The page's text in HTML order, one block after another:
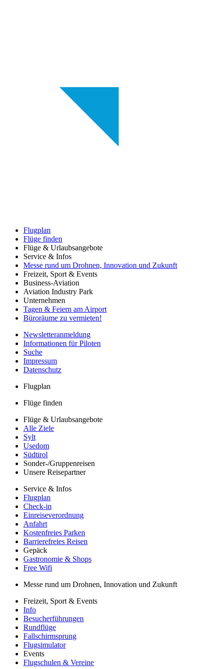
Flugplan
Flüge finden
Flüge & Urlaubsangebote
Service & Infos
Messe rund um Drohnen, Innovation und Zukunft
Freizeit, Sport & Events
Business-Aviation
Aviation Industry Park
Unternehmen
Tagen & Feiern am Airport
Büroräume zu vermieten!
Newsletteranmeldung
Informationen für Piloten
Suche
Impressum
Datenschutz
Flugplan
Flüge finden
Flüge & Urlaubsangebote
Alle Ziele
Sylt
Usedom
Südtirol
Sonder-/Gruppenreisen
Unsere Reisepartner
Service & Infos
Flugplan
Check-in
Einreiseverordnung
Anfahrt
Kostenfreies Parken
Barrierefreies Reisen
Gepäck
Gastronomie & Shops
Free Wifi
Messe rund um Drohnen, Innovation und Zukunft
Freizeit, Sport & Events
Info
Besucherführungen
Rundflüge
Fallschirmsprung
Flugsimulator
Events
Flugschulen & Vereine